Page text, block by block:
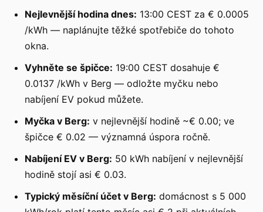
Nejlevnější hodina dnes: 13:00 CEST za € 0.0005
/kWh — naplánujte těžké spotřebiče do tohoto
okna.
Vyhněte se špičce: 19:00 CEST dosahuje €
0.0137 /kWh v Berg — odložte myčku nebo
nabíjení EV pokud můžete.
Myčka v Berg: v nejlevnější hodině ~€ 0.00; ve
špičce € 0.02 — významná úspora ročně.
Nabíjení EV v Berg: 50 kWh nabíjení v nejlevnější
hodině stojí asi € 0.03.
Typický měsíční účet v Berg: domácnost s 5 000